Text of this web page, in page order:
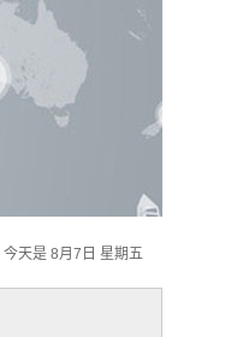
今天是 8月7日 星期五